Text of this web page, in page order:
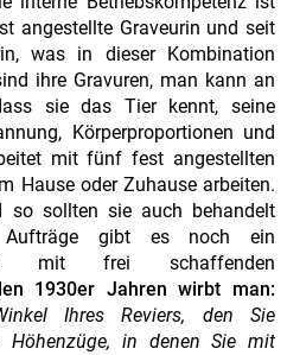
angestellte Graveurin und seit
was in dieser Kombination
ihre Gravuren, man kann an
sie das Tier kennt, seine
Körperproportionen und
mit fünf fest angestellten
Hause oder Zuhause arbeiten.
so sollten sie auch behandelt
Aufträge gibt es noch ein
mit frei schaffenden
1930er Jahren wirbt man:
Ihres Reviers, den Sie
Höhenzüge, in denen Sie mit